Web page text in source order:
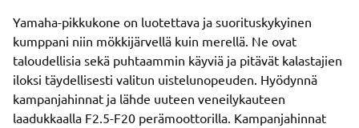
Yamaha-pikkukone on luotettava ja suorituskykyinen
kumppani niin mökkijärvellä kuin merellä. Ne ovat
taloudellisia sekä puhtaammin käyviä ja pitävät kalastajien
iloksi täydellisesti valitun uistelunopeuden. Hyödynnä
kampanjahinnat ja lähde uuteen veneilykauteen
laadukkaalla F2.5-F20 perämoottorilla. Kampanjahinnat